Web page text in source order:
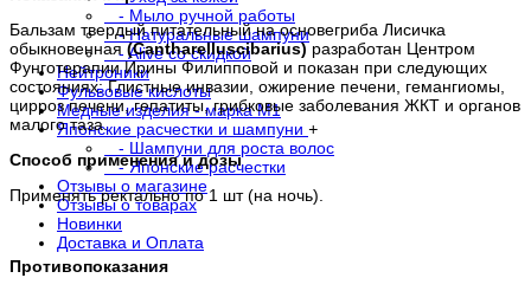
- Мыло ручной работы
- Натуральные шампуни
- Alive со скидкой
Нейтроники
Фульвовые кислоты
Медные изделия - марка М1
Японские расчестки и шампуни +
- Шампуни для роста волос
- Японские расчестки
Отзывы о магазине
Отзывы о товарах
Новинки
Доставка и Оплата
Бальзам твердый питательный на основегриба Лисичка
обыкновенная(Cantharelluscibarius)разработан Центром
Фунготерапии Ирины Филипповой и показан при следующих
состояниях: Глистные инвазии, ожирение печени, гемангиомы,
цирроз печени, гепатиты, грибковые заболевания ЖКТ и органов
малого таза.
Способ применения и дозы
Применять ректально по 1 шт (на ночь).
Противопоказания